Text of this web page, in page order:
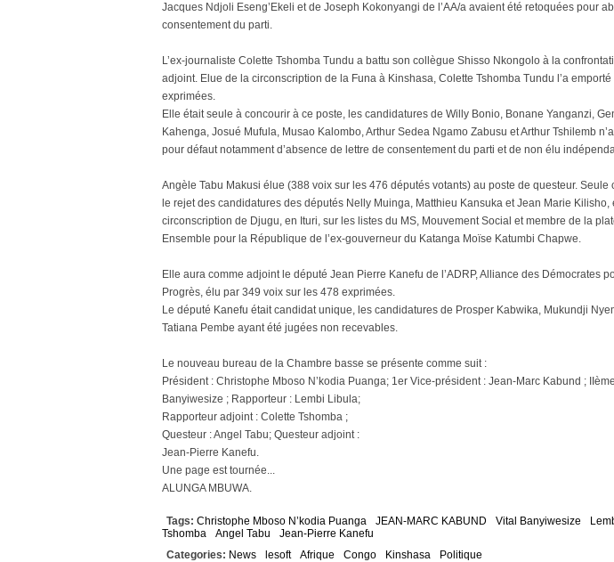
Jacques Ndjoli Eseng’Ekeli et de Joseph Kokonyangi de l’AA/a avaient été retoquées pour
consentement du parti.
L’ex-journaliste Colette Tshomba Tundu a battu son collègue Shisso Nkongolo à la
adjoint. Elue de la circonscription de la Funa à Kinshasa, Colette Tshomba Tundu l’a
exprimées.
Elle était seule à concourir à ce poste, les candidatures de Willy Bonio, Bonane Yanganzi,
Kahenga, Josué Mufula, Musao Kalombo, Arthur Sedea Ngamo Zabusu et Arthur Tshilemb
pour défaut notamment d’absence de lettre de consentement du parti et de non élu
Angèle Tabu Makusi élue (388 voix sur les 476 députés votants) au poste de questeur. Seule
le rejet des candidatures des députés Nelly Muinga, Matthieu Kansuka et Jean Marie Kilisho,
circonscription de Djugu, en Ituri, sur les listes du MS, Mouvement Social et membre de la
Ensemble pour la République de l’ex-gouverneur du Katanga Moïse Katumbi Chapwe.
Elle aura comme adjoint le député Jean Pierre Kanefu de l’ADRP, Alliance des Démocrates
Progrès, élu par 349 voix sur les 478 exprimées.
Le député Kanefu était candidat unique, les candidatures de Prosper Kabwika, Mukundji
Tatiana Pembe ayant été jugées non recevables.
Le nouveau bureau de la Chambre basse se présente comme suit :
Président : Christophe Mboso N’kodia Puanga; 1er Vice-président : Jean-Marc Kabund ;
Banyiwesize ; Rapporteur : Lembi Libula;
Rapporteur adjoint : Colette Tshomba ;
Questeur : Angel Tabu; Questeur adjoint :
Jean-Pierre Kanefu.
Une page est tournée...
ALUNGA MBUWA.
Tags: Christophe Mboso N’kodia Puanga JEAN-MARC KABUND Vital Banyiwesize
Tshomba
Angel Tabu
Jean-Pierre Kanefu
Categories: News lesoft Afrique Congo Kinshasa Politique